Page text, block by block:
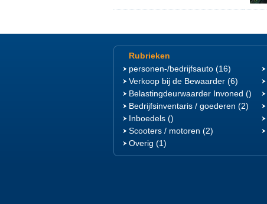
Rubrieken
personen-/bedrijfsauto (16)
Verkoop bij de Bewaarder (6)
Belastingdeurwaarder Invoned ()
Bedrijfsinventaris / goederen (2)
Inboedels ()
Scooters / motoren (2)
Overig (1)